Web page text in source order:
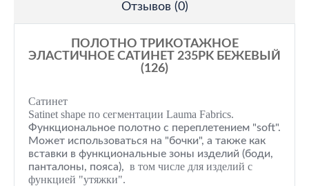
Отзывов (0)
ПОЛОТНО ТРИКОТАЖНОЕ
ЭЛАСТИЧНОЕ САТИНЕТ 235PK БЕЖЕВЫЙ
(126)
Сатинет
Satinet shape по сегментации Lauma Fabrics.
Функциональное полотно с переплетением "soft".
Может использоваться на "бочки", а также как
вставки в функциональные зоны изделий (боди,
панталоны, пояса), в том числе для изделий с
функцией "утяжки".